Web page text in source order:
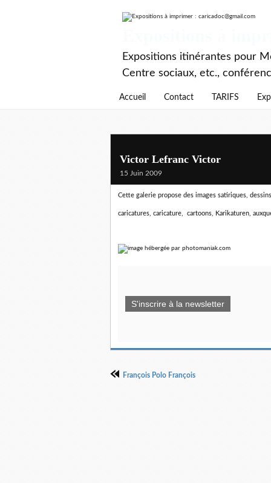
Expositions itinérantes pour
Centre sociaux, etc.,
Accueil Contact TARIFS
Victor Lefranc Victor
15 Juin 2009
Cette galerie propose des images satiriques,
caricatures, caricature, cartoons, Karikaturen,
S'inscrire à la newsletter
François Polo François